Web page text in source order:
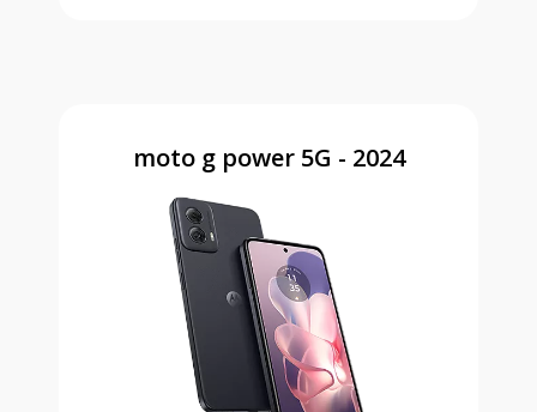
moto g power 5G - 2024